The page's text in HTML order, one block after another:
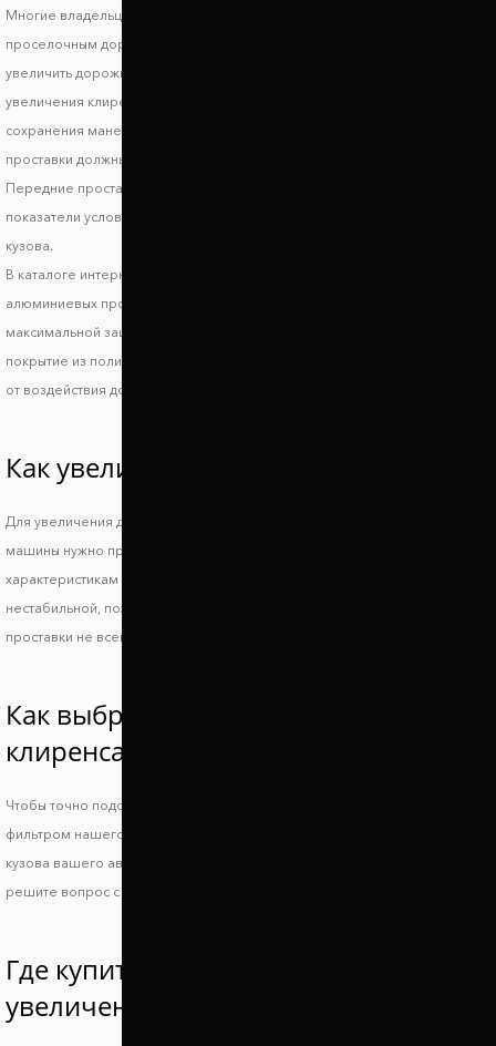
Многие владельцы автомобилей Scion iM знают, что такое езда по
проселочным дорогам и загородным трассам и поэтому стараются
увеличить дорожный просвет Скион ИМ. При выборе автопроставок для
увеличения клиренса стоит обратить внимание на высоту проставок. Для
сохранения маневренности и устойчивости авто на дороге задние
проставки должны поднимать автомобиль не более, чем на 3-5 см.
Передние проставки лучше использовать высотой до 2 см. Эти
показатели условные и могут отличаться в зависимости от модификации
кузова.
В каталоге интернет магазина Автопроставка вы найдете комплекты
алюминиевых проставок на переднюю и заднюю ось Скион ИМ. Для
максимальной защиты на проставки Скион ИМ наносится специальное
покрытие из полимера. Оно защищает автопроставки в зимний период
от воздействия дорожной химии, а также от процессов коррозии.
Как увеличить клиренс Scion iM?
Для увеличения дорожного просвета и сохранения устойчивости
машины нужно правильно подобрать подходящие по техническим
характеристикам проставки. Слишком большой просвет делает машину
нестабильной, поэтому повышается риск опрокидывания, а низкие
проставки не всегда позволяют решить основную проблему.
Как выбрать проставки увеличения
клиренса Скион ИМ?
Чтобы точно подобрать проставки для Scion iM, воспользуйтесь
фильтром нашего сайта или свяжитесь с менеджером и укажите ВИН
кузова вашего авто. Так вы получите идеально совместимые проставки и
решите вопрос с дорожным просветом.
Где купить проставки для
увеличения клиренса Скион ИМ?